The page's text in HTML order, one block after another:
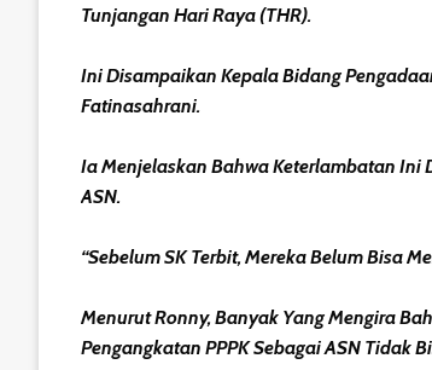
Tunjangan Hari Raya (THR).
Ini Disampaikan Kepala Bidang
Fatinasahrani.
Ia Menjelaskan Bahwa Keterlambatan Ini
ASN.
“Sebelum SK Terbit, Mereka Belum Bisa
Menurut Ronny, Banyak Yang Mengira
Pengangkatan PPPK Sebagai ASN Tidak